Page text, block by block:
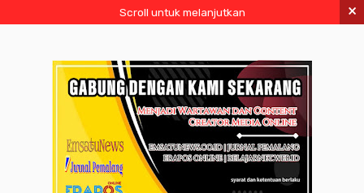
Scroll untuk melanjutkan ×